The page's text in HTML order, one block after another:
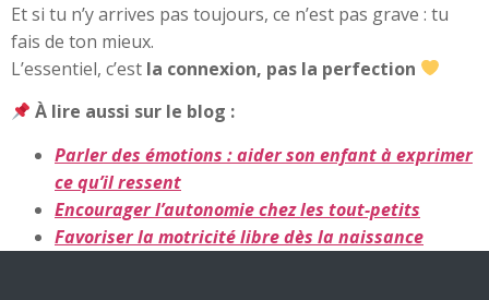
Et si tu n’y arrives pas toujours, ce n’est pas grave : tu
fais de ton mieux.
L’essentiel, c’est la connexion, pas la perfection
À lire aussi sur le blog :
Parler des émotions : aider son enfant à exprimer
ce qu’il ressent
Encourager l’autonomie chez les tout-petits
Favoriser la motricité libre dès la naissance